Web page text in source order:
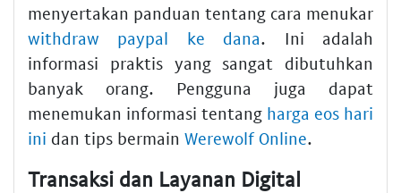
menyertakan panduan tentang cara menukar
withdraw paypal ke dana. Ini adalah
informasi praktis yang sangat dibutuhkan
banyak orang. Pengguna juga dapat
menemukan informasi tentang harga eos hari
ini dan tips bermain Werewolf Online.
Transaksi dan Layanan Digital